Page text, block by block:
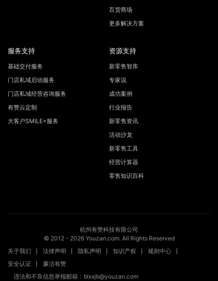
百货商场
更多解决方案
服务支持
基础交付服务
门店私域启动服务
门店私域经营咨询服务
有赞云定制
大客户SMILE+服务
资源支持
新零售智库
专家说
成功案例
行业报告
新零售资讯
活动沙龙
新零售工具
经营计算器
零售知识百科
杭州有赞科技有限公司
© 2012 - 2026Youzan.com. All Rights Reserved
关于我们
法律声明 隐私声明 知识产权
规则中心
安全认证
廉洁有赞
违法和不良信息举报邮箱：blxxjb@youzan.com